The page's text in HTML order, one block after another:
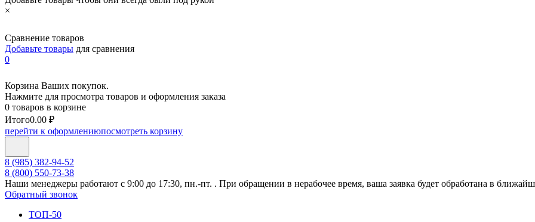
×
Сравнение товаров
Добавьте товары для сравнения
0
Корзина Ваших покупок.
Нажмите для просмотра товаров и оформления заказа
0 товаров в корзине
Итого0.00 ₽
перейти к оформлениюпосмотреть корзину
8 (985) 382-94-52
8 (800) 550-73-38
Наши менеджеры работают с 9:00 до 17:30, пн.-пт. . При обращении в нерабочее время, ваша заявка будет обработана в
Обратный звонок
ТОП-50